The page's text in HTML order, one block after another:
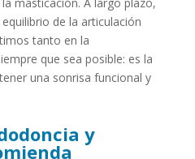
masticación. A largo plazo,
de la articulación
tanto en la
que sea posible: es la
una sonrisa funcional y
y